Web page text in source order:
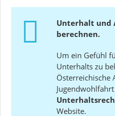
Unterhalt und
berechnen.
Um ein Gefühl
Unterhalts zu
Österreichische
Website.